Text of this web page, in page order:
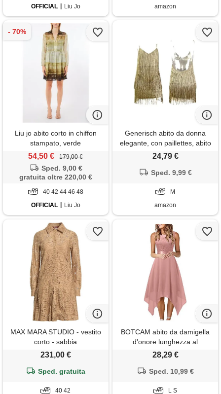
OFFICIAL Liu Jo amazon
Liu jo abito corto in chiffon
stampato, verde
54,50 € 179,00 €
Sped. 9,00 €
gratuita oltre 220,00 €
40 42 44 46 48
OFFICIAL
Liu Jo
Generisch abito da donna
elegante, con paillettes, abito
corto con frange a v, scollo a
costume sexy latino, senza
gold, m
24,79 €
Sped. 9,99 €
M
amazon
MAX MARA STUDIO - vestito
corto - sabbia
231,00 €
Sped. gratuita
40 42
BOTCAM abito da damigella
d'onore lunghezza al
ginocchio, linea a, elegante,
corto davanti lungo dietro,
donna, elegante, abito da
28,29 €
Sped. 10,99 €
L S